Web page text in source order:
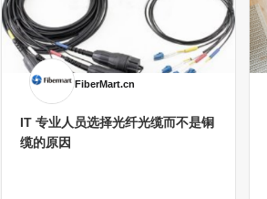
FiberMart.cn
IT 专业人员选择光纤光缆而不是铜
缆的原因